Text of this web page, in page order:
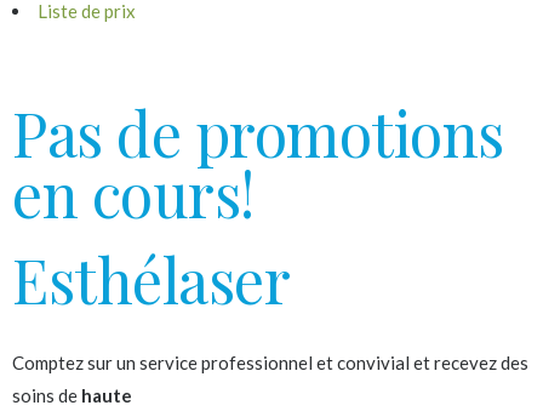
Liste de prix
Pas de promotions
en cours!
Esthélaser
Comptez sur un service professionnel et convivial et recevez des
soins de haute